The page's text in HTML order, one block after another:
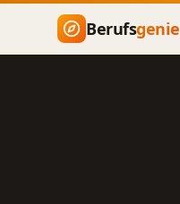
Zum Hauptinhalt springen
Berufsgenie